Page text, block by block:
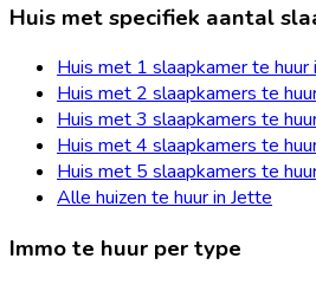
Huis met specifiek aantal
Huis met 1 slaapkamer te huur
Huis met 2 slaapkamers te
Huis met 3 slaapkamers te
Huis met 4 slaapkamers te
Huis met 5 slaapkamers te
Alle huizen te huur in Jette
Immo te huur per type